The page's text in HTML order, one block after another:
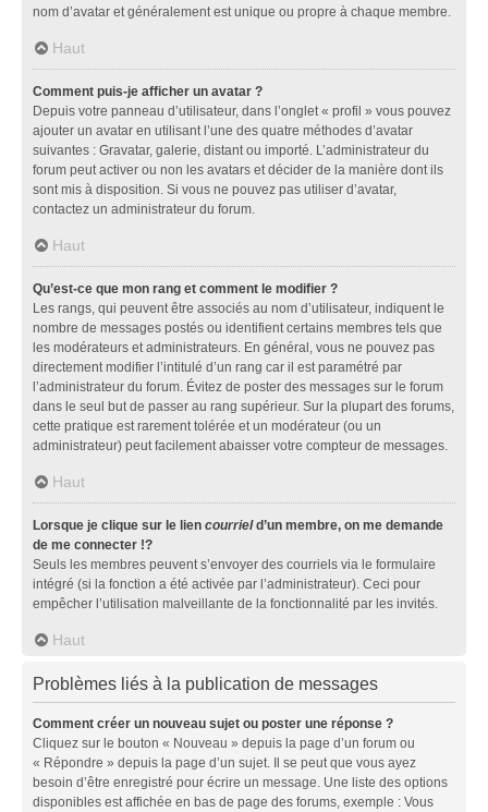
nom d’avatar et généralement est unique ou propre à chaque membre.
Haut
Comment puis-je afficher un avatar ?
Depuis votre panneau d’utilisateur, dans l’onglet « profil » vous pouvez
ajouter un avatar en utilisant l’une des quatre méthodes d’avatar
suivantes : Gravatar, galerie, distant ou importé. L’administrateur du
forum peut activer ou non les avatars et décider de la manière dont ils
sont mis à disposition. Si vous ne pouvez pas utiliser d’avatar,
contactez un administrateur du forum.
Haut
Qu’est-ce que mon rang et comment le modifier ?
Les rangs, qui peuvent être associés au nom d’utilisateur, indiquent le
nombre de messages postés ou identifient certains membres tels que
les modérateurs et administrateurs. En général, vous ne pouvez pas
directement modifier l’intitulé d’un rang car il est paramétré par
l’administrateur du forum. Évitez de poster des messages sur le forum
dans le seul but de passer au rang supérieur. Sur la plupart des forums,
cette pratique est rarement tolérée et un modérateur (ou un
administrateur) peut facilement abaisser votre compteur de messages.
Haut
Lorsque je clique sur le lien courrield’un membre, on me demande
de me connecter !?
Seuls les membres peuvent s’envoyer des courriels via le formulaire
intégré (si la fonction a été activée par l’administrateur). Ceci pour
empêcher l’utilisation malveillante de la fonctionnalité par les invités.
Haut
Problèmes liés à la publication de messages
Comment créer un nouveau sujet ou poster une réponse ?
Cliquez sur le bouton « Nouveau » depuis la page d’un forum ou
« Répondre » depuis la page d’un sujet. Il se peut que vous ayez
besoin d’être enregistré pour écrire un message. Une liste des options
disponibles est affichée en bas de page des forums, exemple : Vous